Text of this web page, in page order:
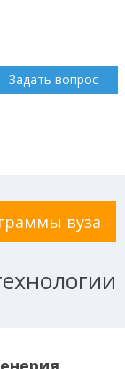
Задать вопрос
вуза